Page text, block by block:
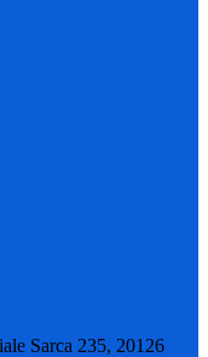
Sarca 235, 20126